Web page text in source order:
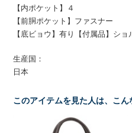
【内ポケット】４
【前胴ポケット】ファスナー
【底ビョウ】有り【付属品】ショ
生産国：
日本
このアイテムを見た人は、こ